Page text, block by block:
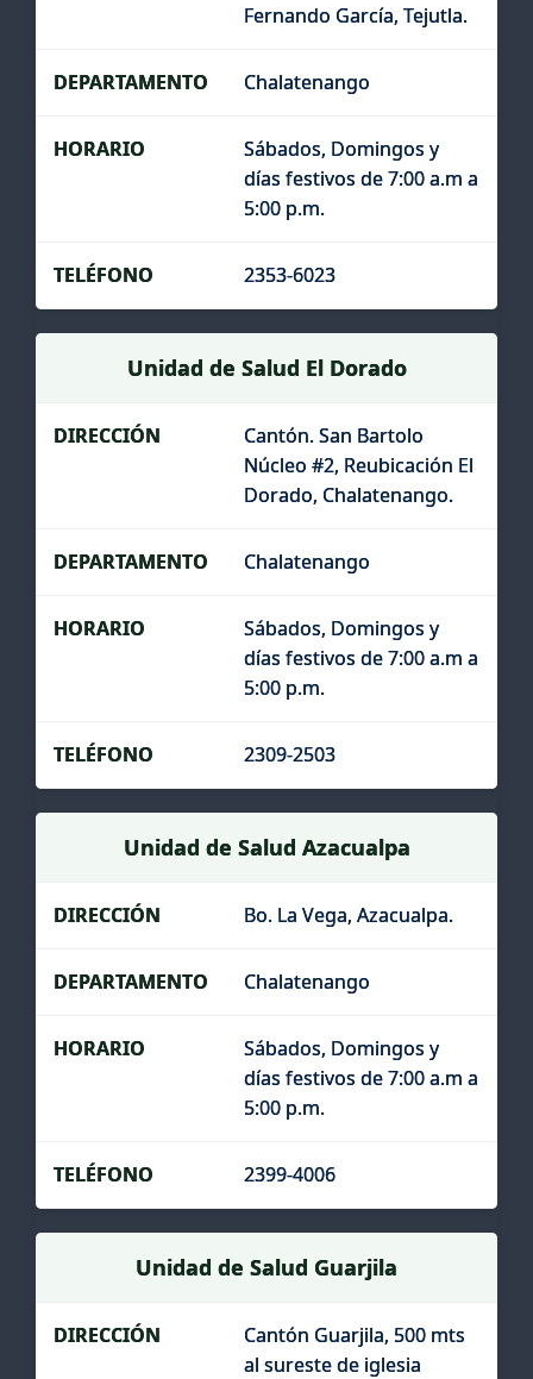
Fernando García, Tejutla.
Chalatenango
Sábados, Domingos y
días festivos de 7:00 a.m a
5:00 p.m.
2353-6023
Unidad de Salud El Dorado
Cantón. San Bartolo
Núcleo #2, Reubicación El
Dorado, Chalatenango.
Chalatenango
Sábados, Domingos y
días festivos de 7:00 a.m a
5:00 p.m.
2309-2503
Unidad de Salud Azacualpa
Bo. La Vega, Azacualpa.
Chalatenango
Sábados, Domingos y
días festivos de 7:00 a.m a
5:00 p.m.
2399-4006
Unidad de Salud Guarjila
Cantón Guarjila, 500 mts
al sureste de iglesia